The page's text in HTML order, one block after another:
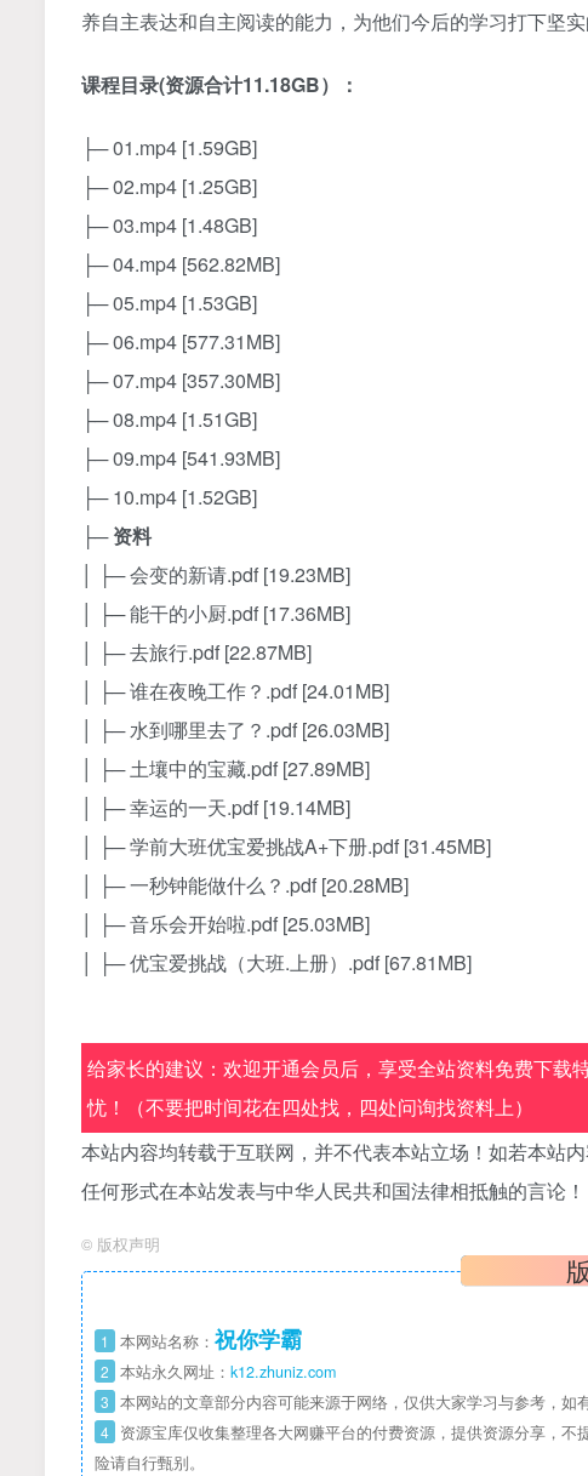
养自主表达和自主阅读的能力，为他们今后的学习打下坚实
课程目录(资源合计11.18GB）：
├─ 01.mp4 [1.59GB]
├─ 02.mp4 [1.25GB]
├─ 03.mp4 [1.48GB]
├─ 04.mp4 [562.82MB]
├─ 05.mp4 [1.53GB]
├─ 06.mp4 [577.31MB]
├─ 07.mp4 [357.30MB]
├─ 08.mp4 [1.51GB]
├─ 09.mp4 [541.93MB]
├─ 10.mp4 [1.52GB]
├─资料
│ ├─ 会变的新请.pdf [19.23MB]
│ ├─ 能干的小厨.pdf [17.36MB]
│ ├─ 去旅行.pdf [22.87MB]
│ ├─ 谁在夜晚工作？.pdf [24.01MB]
│ ├─ 水到哪里去了？.pdf [26.03MB]
│ ├─ 土壤中的宝藏.pdf [27.89MB]
│ ├─ 幸运的一天.pdf [19.14MB]
│ ├─ 学前大班优宝爱挑战A+下册.pdf [31.45MB]
│ ├─ 一秒钟能做什么？.pdf [20.28MB]
│ ├─ 音乐会开始啦.pdf [25.03MB]
│ ├─ 优宝爱挑战（大班.上册）.pdf [67.81MB]
给家长的建议：欢迎开通会员后，享受全站资料免费下
忧！（不要把时间花在四处找，四处问询找资料上）
本站内容均转载于互联网，并不代表本站立场！如若本站
任何形式在本站发表与中华人民共和国法律相抵触的言论！
© 版权声明
1 本网站名称： 祝你学霸
2 本站永久网址： k12.zhuniz.com
3 本网站的文章部分内容可能来源于网络，仅供大家学习与参考，如
4 资源宝库仅收集整理各大网赚平台的付费资源，提供资源分享，
险请自行甄别。